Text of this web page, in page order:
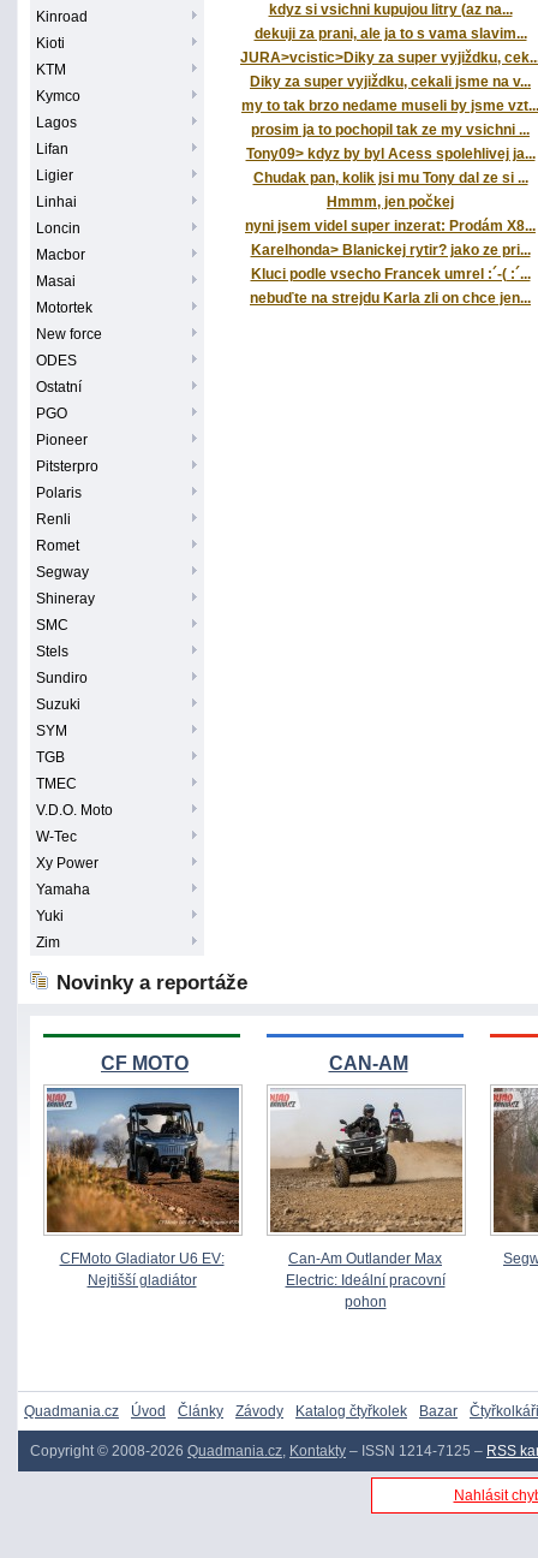
Kinroad
Kioti
KTM
Kymco
Lagos
Lifan
Ligier
Linhai
Loncin
Macbor
Masai
Motortek
New force
ODES
Ostatní
PGO
Pioneer
Pitsterpro
Polaris
Renli
Romet
Segway
Shineray
SMC
Stels
Sundiro
Suzuki
SYM
TGB
TMEC
V.D.O. Moto
W-Tec
Xy Power
Yamaha
Yuki
Zim
kdyz si vsichni kupujou litry (az na...
dekuji za prani, ale ja to s vama slavim...
JURA>vcistic>Diky za super vyjiždku,
Diky za super vyjiždku, cekali jsme na v...
my to tak brzo nedame museli by jsme vzt...
prosim ja to pochopil tak ze my vsichni ...
Tony09> kdyz by byl Acess spolehlivej ja...
Chudak pan, kolik jsi mu Tony dal ze si ...
Hmmm, jen počkej
nyni jsem videl super inzerat: Prodám X8...
Karelhonda> Blanickej rytir? jako ze pri...
Kluci podle vsecho Francek umrel :´-( :´...
nebuďte na strejdu Karla zli on chce jen...
Novinky a reportáže
CF MOTO
CFMoto Gladiator U6 EV:
Nejtišší gladiátor
CAN-AM
Can-Am Outlander Max
Electric: Ideální pracovní
pohon
Quadmania.cz Úvod Články Závody Katalog čtyřkolek Bazar Čtyřkolkáři
Copyright © 2008-2026 Quadmania.cz, Kontakty – ISSN 1214-7125 – RSS
Nahlásit